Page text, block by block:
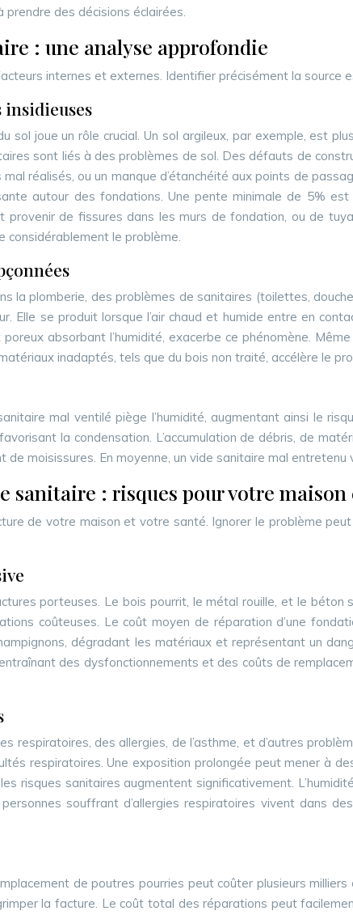
des décisions éclairées.
: une analyse approfondie
internes et externes. Identifier précisément la source
sol joue un rôle crucial. Un sol argileux, par exemple, est
sont liés à des problèmes de sol. Des défauts de
réalisés, ou un manque d’étanchéité aux points de
autour des fondations. Une pente minimale de 5%
provenir de fissures dans les murs de fondation, ou de
considérablement le problème.
la plomberie, des problèmes de sanitaires (toilettes,
Elle se produit lorsque l’air chaud et humide entre en
absorbant l’humidité, exacerbe ce phénomène.
inadaptés, tels que du bois non traité, accélère le
mal ventilé piège l’humidité, augmentant ainsi le
la condensation. L’accumulation de débris, de
moisissures. En moyenne, un vide sanitaire mal
sanitaire : risques pour votre
de votre maison et votre santé. Ignorer le problème
porteuses. Le bois pourrit, le métal rouille, et le
coûteuses. Le coût moyen de réparation d’une
dégradant les matériaux et représentant un
des dysfonctionnements et des coûts de
respiratoires, des allergies, de l’asthme, et d’autres
respiratoires. Une exposition prolongée peut mener à
risques sanitaires augmentent significativement.
souffrant d’allergies respiratoires vivent dans
de poutres pourries peut coûter plusieurs milliers
la facture. Le coût total des réparations peut